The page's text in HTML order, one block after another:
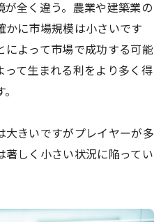
が全く違う。農業や建築業の
かに市場規模は小さいです
によって市場で成功する可能
って生まれる利をより多く得
大きいですがプレイヤーが多
著しく小さい状況に陥ってい